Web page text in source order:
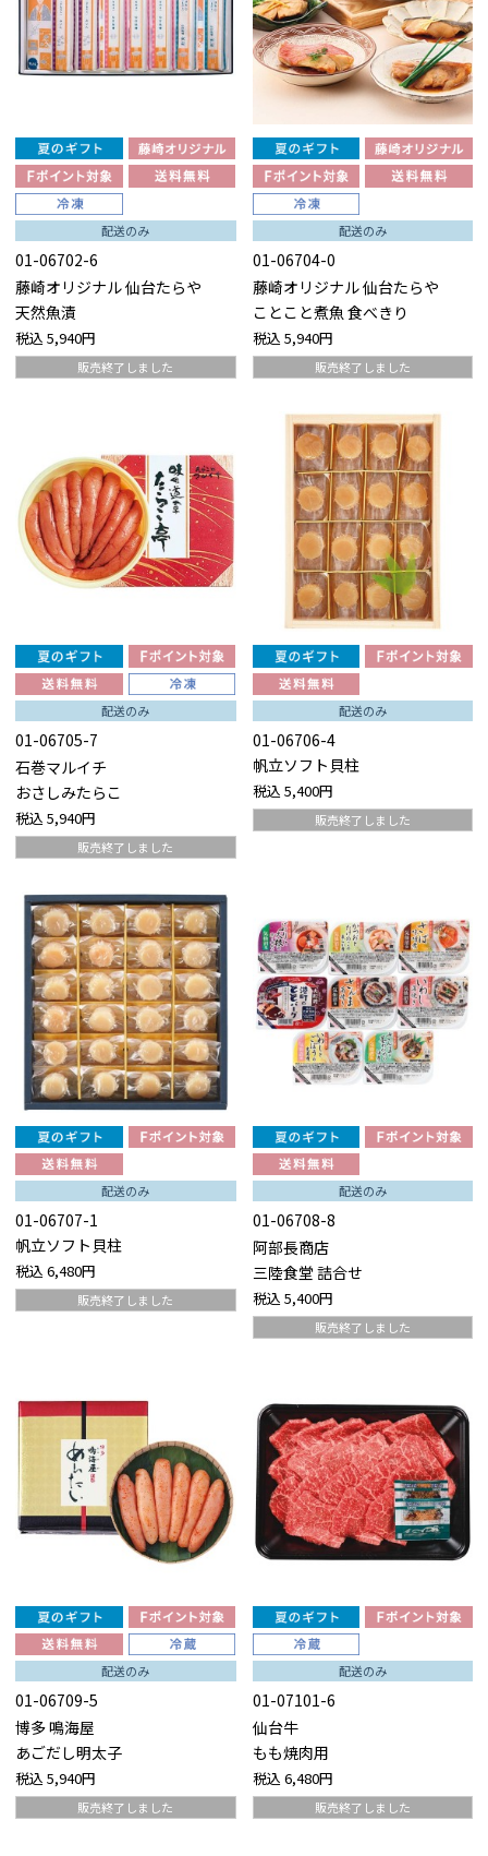
配送のみ
01-06702-6
藤崎オリジナル 仙台たらや
天然魚漬
税込 5,940円
販売終了しました
配送のみ
01-06704-0
藤崎オリジナル 仙台たらや
ことこと煮魚 食べきり
税込 5,940円
販売終了しました
配送のみ
01-06705-7
石巻マルイチ
おさしみたらこ
税込 5,940円
販売終了しました
配送のみ
01-06706-4
帆立ソフト貝柱
税込 5,400円
販売終了しました
配送のみ
01-06707-1
帆立ソフト貝柱
税込 6,480円
販売終了しました
配送のみ
01-06708-8
阿部長商店
三陸食堂 詰合せ
税込 5,400円
販売終了しました
配送のみ
01-06709-5
博多 鳴海屋
あごだし明太子
税込 5,940円
販売終了しました
配送のみ
01-07101-6
仙台牛
もも焼肉用
税込 6,480円
販売終了しました